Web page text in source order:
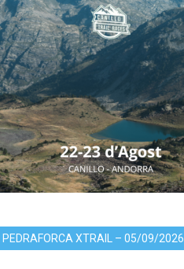
PEDRAFORCA XTRAIL – 05/09/2026